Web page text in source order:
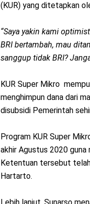
(KUR) yang ditetapkan
“Saya yakin kami
BRI bertambah, mau
sanggup tidak BRI?
KUR Super Mikro
menghimpun dana dari
disubsidi Pemerintah
Program KUR Super
akhir Agustus 2020
Ketentuan tersebut
Hartarto.